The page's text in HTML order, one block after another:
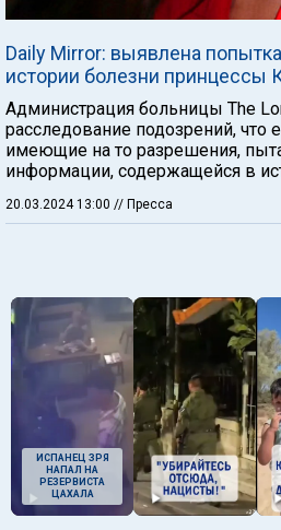
Daily Mirror: выявлена
истории болезни принцессы
Администрация больницы The
расследование подозрений, что
имеющие на то разрешения,
информации, содержащейся в
20.03.2024 13:00 // Пресса
ИСПАНЕЦ ЗРЯ
НАПАЛ НА
РЕЗЕРВИСТА
ЦАХАЛА